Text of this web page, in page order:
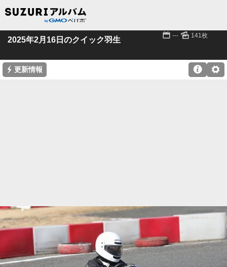
2025年2月16日のクイック羽生 📅 --- 🌄 141枚
⚡ 更新情報 ⚙
